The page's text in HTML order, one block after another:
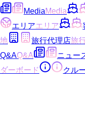
MediaMedia
エリアエリア
地
旅行代理店旅
Q&AQ&A ニュー
ダーボード
クル